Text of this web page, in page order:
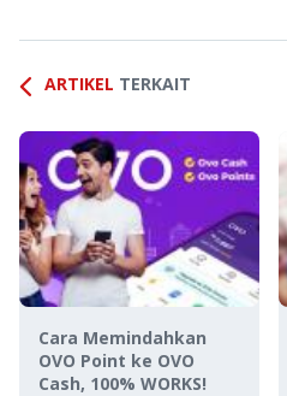
ARTIKEL TERKAIT
Cara Memindahkan
OVO Point ke OVO
Cash, 100% WORKS!